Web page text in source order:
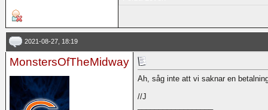
2021-08-27, 18:19
MonstersOfTheMidway
Ah, såg inte att vi saknar en
//J